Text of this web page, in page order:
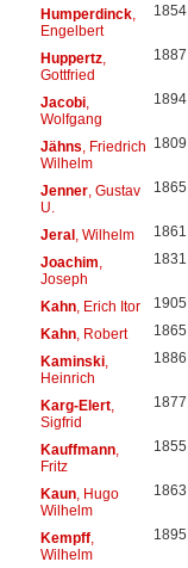
Humperdinck,
Engelbert
1854
Huppertz,
Gottfried
1887
Jacobi,
Wolfgang
1894
Jähns , Friedrich
Wilhelm
1809
Jenner, Gustav
U.
1865
Jeral, Wilhelm 1861
Joachim
Joseph
1831
Kahn, Erich Itor 1905
Kahn, Robert 1865
Kaminski,
Heinrich
1886
Karg-Elert,
Sigfrid
1877
Kauffmann,
Fritz
1855
Kaun, Hugo
Wilhelm
1863
Kempff,
Wilhelm
1895